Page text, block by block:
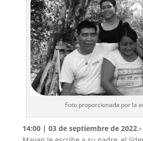
Foto proporcionada por la
14:00 | 03 de septiembre de 2022.-